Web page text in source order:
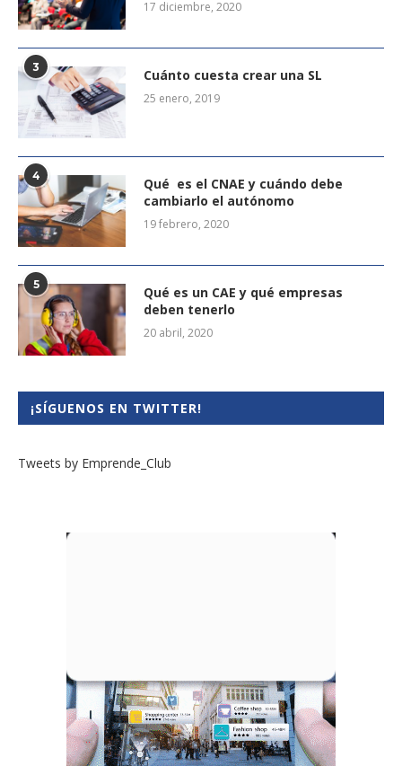
17 diciembre, 2020
3 Cuánto cuesta crear una SL
25 enero, 2019
4
Qué es el CNAE y cuándo debe
cambiarlo el autónomo
19 febrero, 2020
5
Qué es un CAE y qué empresas
deben tenerlo
20 abril, 2020
¡SÍGUENOS EN TWITTER!
Tweets by Emprende_Club